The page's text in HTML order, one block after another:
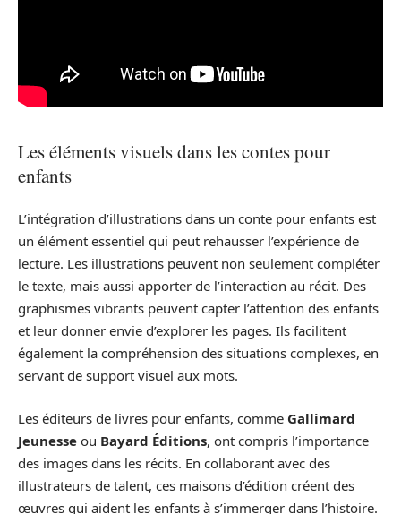
Les éléments visuels dans les contes pour
enfants
L’intégration d’illustrations dans un conte pour enfants est
un élément essentiel qui peut rehausser l’expérience de
lecture. Les illustrations peuvent non seulement compléter
le texte, mais aussi apporter de l’interaction au récit. Des
graphismes vibrants peuvent capter l’attention des enfants
et leur donner envie d’explorer les pages. Ils facilitent
également la compréhension des situations complexes, en
servant de support visuel aux mots.
Les éditeurs de livres pour enfants, comme Gallimard
Jeunesse ou Bayard Éditions, ont compris l’importance
des images dans les récits. En collaborant avec des
illustrateurs de talent, ces maisons d’édition créent des
œuvres qui aident les enfants à s’immerger dans l’histoire.